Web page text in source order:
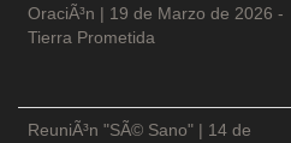
OraciÃ³n | 19 de Marzo de 2026 -
Tierra Prometida
ReuniÃ³n "SÃ© Sano" | 14 de